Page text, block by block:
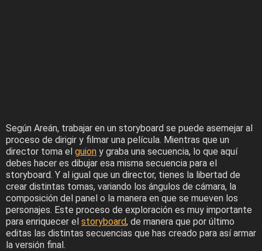
Según Areán, trabajar en un storyboard se puede asemejar al
proceso de dirigir y filmar una película. Mientras que un
director toma el guion y graba una secuencia, lo que aquí
debes hacer es dibujar esa misma secuencia para el
storyboard. Y al igual que un director, tienes la libertad de
crear distintas tomas, variando los ángulos de cámara, la
composición del panel o la manera en que se mueven los
personajes. Este proceso de exploración es muy importante
para enriquecer el storyboard, de manera que por último
editas las distintas secuencias que has creado para así armar
la versión final.